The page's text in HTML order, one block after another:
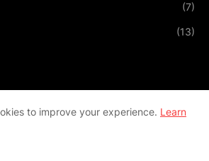
(7)
(13)
to improve your experience. Learn